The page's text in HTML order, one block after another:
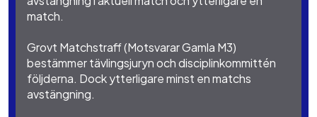
match.
Grovt Matchstraff (Motsvarar Gamla M3)
bestämmer tävlingsjuryn och disciplinkommittén
följderna. Dock ytterligare minst en matchs
avstängning.